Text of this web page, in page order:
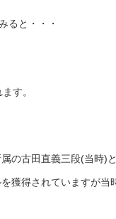
ると・・・
す。
の古田直義三段(当時)
獲得されていますが当